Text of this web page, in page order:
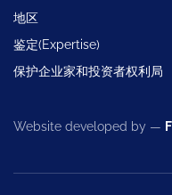
地区
鉴定(Expertise)
保护企业家和投资者权利局
Website developed by —